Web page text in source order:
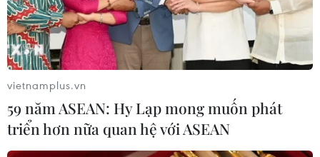
7 vấn đề cần lưu ý khi Việt Nam làm Chủ
vietnamplus.vn
59 năm ASEAN: Hy Lạp mong muốn phát
triển hơn nữa quan hệ với ASEAN